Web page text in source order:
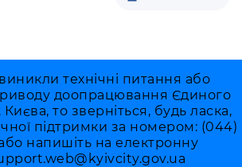
технічні питання або
доопрацювання Єдиного
то зверніться, будь ласка,
підтримки за номером: (044)
напишіть на електронну